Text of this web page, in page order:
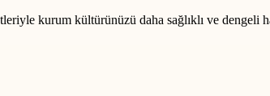
kurum kültürünüzü daha sağlıklı ve